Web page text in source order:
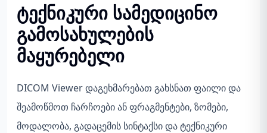
ტექნიკური სამედიცინო
გამოსახულების
მაყურებელი
DICOM Viewer დაგეხმარებათ გახსნათ ფაილი და
შეამოწმოთ ჩარჩოები ან ფრაგმენტები, ზომები,
მოდალობა, გადაცემის სინტაქსი და ტექნიკური